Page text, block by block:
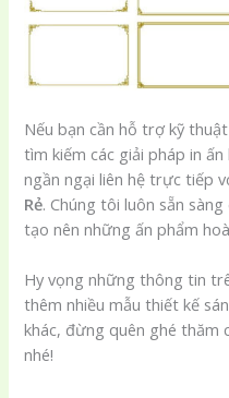
Nếu bạn cần hỗ trợ kỹ
tìm kiếm các giải pháp in
ngần ngại liên hệ trực tiếp
Rẻ. Chúng tôi luôn sẵn
tạo nên những ấn phẩm
Hy vọng những thông tin
thêm nhiều mẫu thiết kế
khác, đừng quên ghé thăm
nhé!